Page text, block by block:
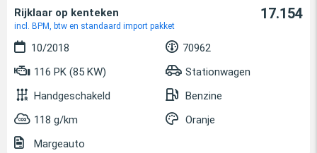
Rijklaar op kenteken
incl. BPM, btw en standaard import pakket
17.154
10/2018
70962
116 PK (85 KW)
Stationwagen
Handgeschakeld
Benzine
118 g/km
Oranje
Margeauto